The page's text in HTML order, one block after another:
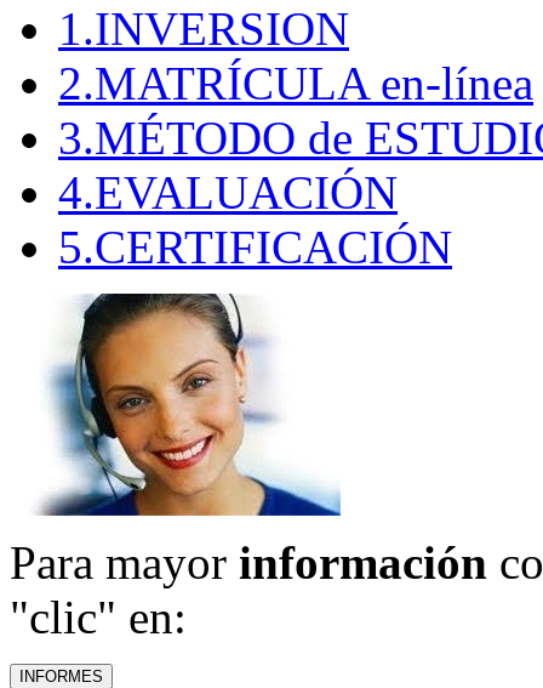
1.INVERSION
2.MATRÍCULA en-línea
3.MÉTODO de
4.EVALUACIÓN
5.CERTIFICACIÓN
Para mayor información
"clic" en: